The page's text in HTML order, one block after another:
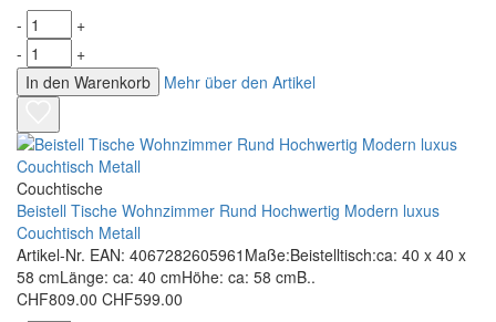
-
+
-
+
In den Warenkorb
Mehr über den Artikel
Couchtische
Beistell Tische Wohnzimmer Rund Hochwertig Modern luxus
Couchtisch Metall
Artikel-Nr. EAN: 4067282605961Maße:Beistelltisch:ca: 40 x 40 x
58 cmLänge: ca: 40 cmHöhe: ca: 58 cmB..
CHF809.00 CHF599.00